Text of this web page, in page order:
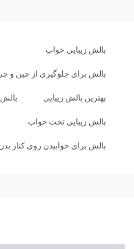
بالش زیبایی خواب
بالش برای جلوگیری از چین و
بهترین بالش زیبایی
بالش زیبایی تخت خواب
بالش برای خوابیدن روی کنار